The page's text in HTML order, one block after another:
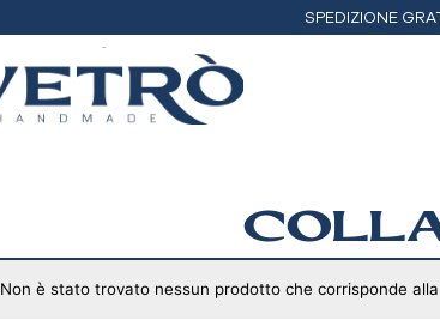
SPEDIZIONE
Non è stato trovato nessun prodotto che corrisponde